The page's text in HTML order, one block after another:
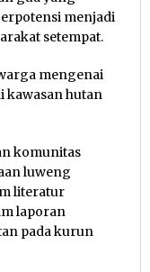
menjadi
setempat.
mengenai
kawasan hutan
komunitas
luweng
literatur
laporan
pada kurun